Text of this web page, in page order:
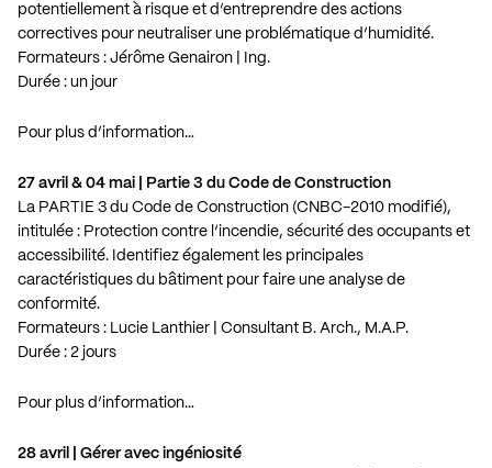
potentiellement à risque et d’entreprendre des actions
correctives pour neutraliser une problématique d’humidité.
Formateurs : Jérôme Genairon | Ing.
Durée : un jour
Pour plus d’information…
27 avril & 04 mai | Partie 3 du Code de Construction
La PARTIE 3 du Code de Construction (CNBC-2010 modifié),
intitulée : Protection contre l’incendie, sécurité des occupants et
accessibilité. Identifiez également les principales
caractéristiques du bâtiment pour faire une analyse de
conformité.
Formateurs : Lucie Lanthier | Consultant B. Arch., M.A.P.
Durée : 2 jours
Pour plus d’information…
28 avril | Gérer avec ingéniosité